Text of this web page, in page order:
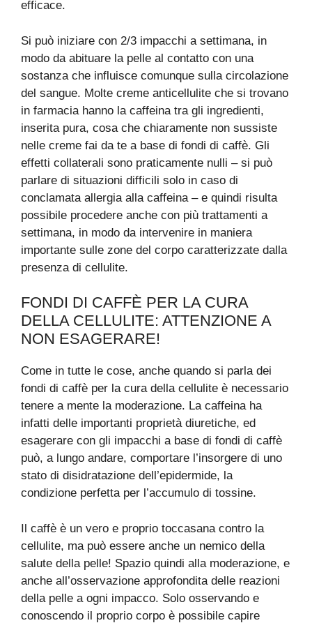
efficace.
Si può iniziare con 2/3 impacchi a settimana, in
modo da abituare la pelle al contatto con una
sostanza che influisce comunque sulla circolazione
del sangue. Molte creme anticellulite che si trovano
in farmacia hanno la caffeina tra gli ingredienti,
inserita pura, cosa che chiaramente non sussiste
nelle creme fai da te a base di fondi di caffè. Gli
effetti collaterali sono praticamente nulli – si può
parlare di situazioni difficili solo in caso di
conclamata allergia alla caffeina – e quindi risulta
possibile procedere anche con più trattamenti a
settimana, in modo da intervenire in maniera
importante sulle zone del corpo caratterizzate dalla
presenza di cellulite.
FONDI DI CAFFÈ PER LA CURA
DELLA CELLULITE: ATTENZIONE A
NON ESAGERARE!
Come in tutte le cose, anche quando si parla dei
fondi di caffè per la cura della cellulite è necessario
tenere a mente la moderazione. La caffeina ha
infatti delle importanti proprietà diuretiche, ed
esagerare con gli impacchi a base di fondi di caffè
può, a lungo andare, comportare l’insorgere di uno
stato di disidratazione dell’epidermide, la
condizione perfetta per l’accumulo di tossine.
Il caffè è un vero e proprio toccasana contro la
cellulite, ma può essere anche un nemico della
salute della pelle! Spazio quindi alla moderazione, e
anche all’osservazione approfondita delle reazioni
della pelle a ogni impacco. Solo osservando e
conoscendo il proprio corpo è possibile capire